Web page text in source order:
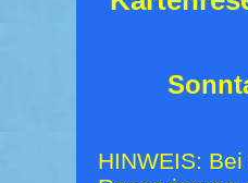
HINWEIS: